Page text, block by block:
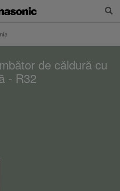
de căldură cu
- R32